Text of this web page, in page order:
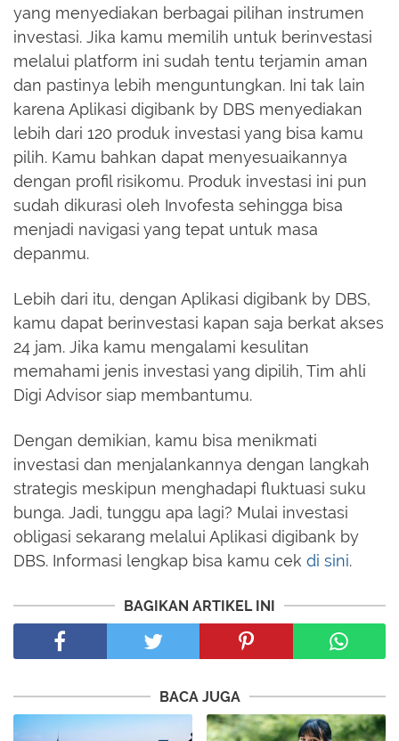
yang menyediakan berbagai pilihan instrumen
investasi. Jika kamu memilih untuk berinvestasi
melalui platform ini sudah tentu terjamin aman
dan pastinya lebih menguntungkan. Ini tak lain
karena Aplikasi digibank by DBS menyediakan
lebih dari 120 produk investasi yang bisa kamu
pilih. Kamu bahkan dapat menyesuaikannya
dengan profil risikomu. Produk investasi ini pun
sudah dikurasi oleh Invofesta sehingga bisa
menjadi navigasi yang tepat untuk masa
depanmu.
Lebih dari itu, dengan Aplikasi digibank by DBS,
kamu dapat berinvestasi kapan saja berkat akses
24 jam. Jika kamu mengalami kesulitan
memahami jenis investasi yang dipilih, Tim ahli
Digi Advisor siap membantumu.
Dengan demikian, kamu bisa menikmati
investasi dan menjalankannya dengan langkah
strategis meskipun menghadapi fluktuasi suku
bunga. Jadi, tunggu apa lagi? Mulai investasi
obligasi sekarang melalui Aplikasi digibank by
DBS. Informasi lengkap bisa kamu cek di sini.
BAGIKAN ARTIKEL INI
BACA JUGA